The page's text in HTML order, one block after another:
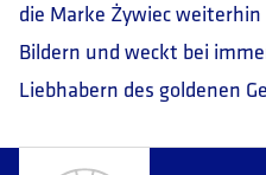
die Marke Żywiec
Bildern und weckt bei
Liebhabern des goldenen